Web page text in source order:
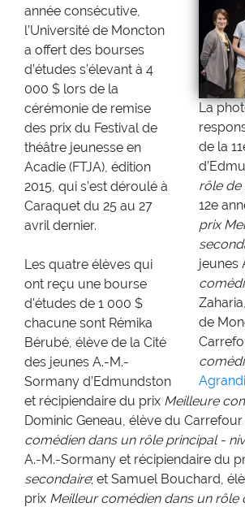
La
de la
rôle de
12e
prix
jeunes
de
année consécutive,
l’Université de Moncton
a offert des bourses
d’études s’élevant à 4
000 $ lors de la
cérémonie de remise
des prix du Festival de
théâtre jeunesse en
Acadie (FTJA), édition
2015, qui s’est déroulé à
Caraquet du 25 au 27
avril dernier.
Les quatre élèves qui
ont reçu une bourse
d'études de 1 000 $
chacune sont Rémika
Bérubé, élève de la Cité
des jeunes A.-M.-
Sormany d’Edmundston
et récipiendaire du prix Meilleure
Dominic Geneau, élève du
comédien dans un rôle principal -
A.-M.-Sormany et récipiendaire du
secondaire; et Samuel Bouchard,
prix Meilleur comédien dans un rôle